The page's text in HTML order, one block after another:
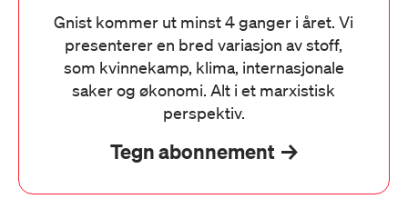
Gnist kommer ut minst 4 ganger i året. Vi
presenterer en bred variasjon av stoff,
som kvinnekamp, klima, internasjonale
saker og økonomi. Alt i et marxistisk
perspektiv.
Tegn abonnement